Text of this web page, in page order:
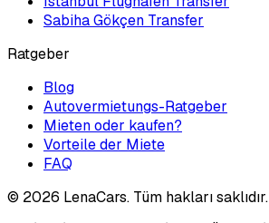
Sabiha Gökçen Transfer
Ratgeber
Blog
Autovermietungs-Ratgeber
Mieten oder kaufen?
Vorteile der Miete
FAQ
© 2026 LenaCars. Tüm hakları saklıdır.